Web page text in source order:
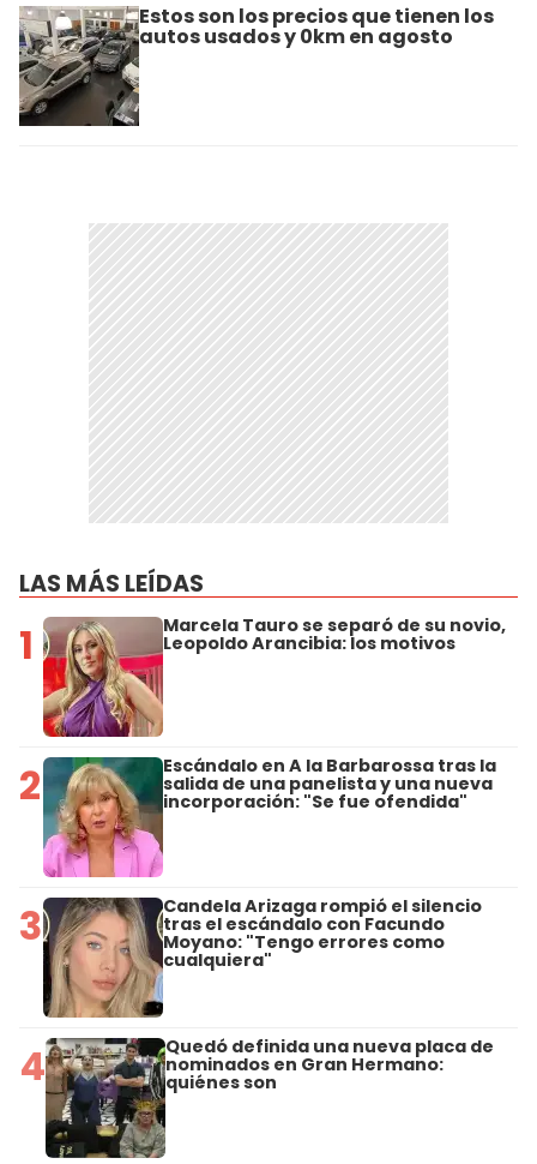
Estos son los precios que tienen los
autos usados y 0km en agosto
LAS MÁS LEÍDAS
1 Marcela Tauro se separó de su novio,
Leopoldo Arancibia: los motivos
2 Escándalo en A la Barbarossa tras la
salida de una panelista y una nueva
incorporación: "Se fue ofendida"
3 Candela Arizaga rompió el silencio
tras el escándalo con Facundo
Moyano: "Tengo errores como
cualquiera"
4 Quedó definida una nueva placa de
nominados en Gran Hermano:
quiénes son